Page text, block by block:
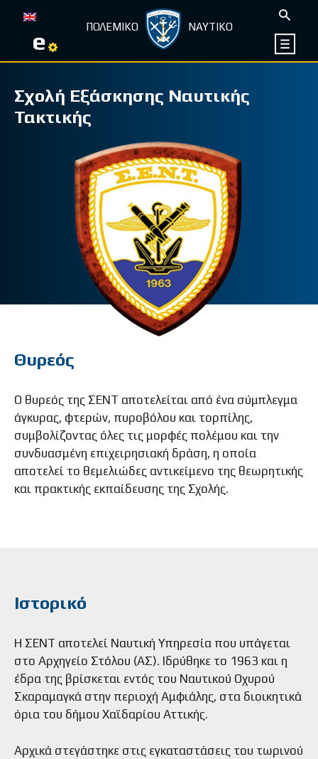
e ΠΟΛΕΜΙΚΟ ΝΑΥΤΙΚΟ
Σχολή Εξάσκησης Ναυτικής
Τακτικής
Θυρεός
Ο θυρεός της ΣΕΝΤ αποτελείται από ένα σύμπλεγμα
άγκυρας, φτερών, πυροβόλου και τορπίλης,
συμβολίζοντας όλες τις μορφές πολέμου και την
συνδυασμένη επιχειρησιακή δράση, η οποία
αποτελεί το θεμελιώδες αντικείμενο της θεωρητικής
και πρακτικής εκπαίδευσης της Σχολής.
Ιστορικό
Η ΣΕΝΤ αποτελεί Ναυτική Υπηρεσία που υπάγεται
στο Αρχηγείο Στόλου (ΑΣ). Ιδρύθηκε το 1963 και η
έδρα της βρίσκεται εντός του Ναυτικού Οχυρού
Σκαραμαγκά στην περιοχή Αμφιάλης, στα διοικητικά
όρια του δήμου Χαϊδαρίου Αττικής.
Αρχικά στεγάστηκε στις εγκαταστάσεις του τωρινού